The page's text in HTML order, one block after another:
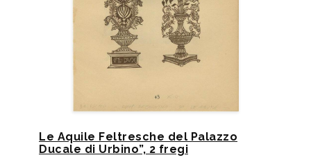
Le Aquile Feltresche del Palazzo
Ducale di Urbino”, 2 fregi